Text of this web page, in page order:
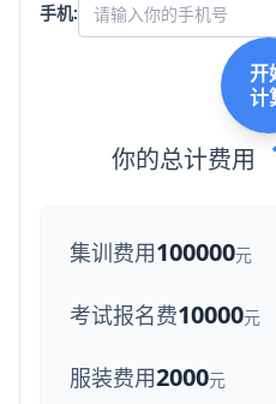
手机:
开
计
你的总计费用
集训费用100000元
考试报名费10000元
服装费用2000元